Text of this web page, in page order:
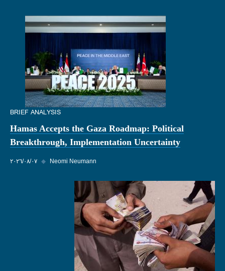
BRIEF ANALYSIS
Hamas Accepts the Gaza Roadmap: Political
Breakthrough, Implementation Uncertainty
٠٧‏/٠٨‏/٢٠٢٦ ◆ Neomi Neumann